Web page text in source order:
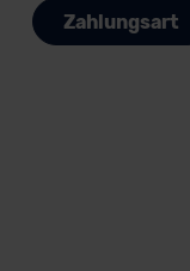
Zahlungsart